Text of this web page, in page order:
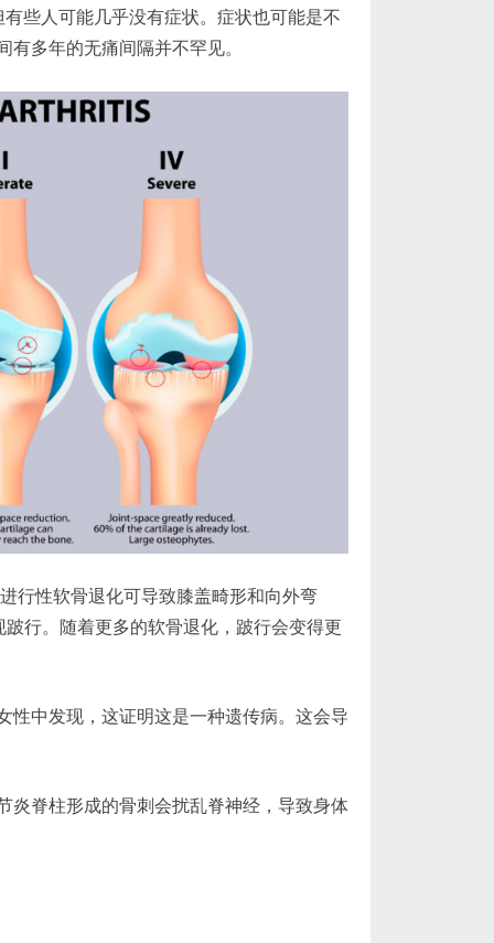
些人可能几乎没有症状。症状也可能是不
多年的无痛间隔并不罕见。
行性软骨退化可导致膝盖畸形和向外弯
行。随着更多的软骨退化，跛行会变得更
性中发现，这证明这是一种遗传病。这会导
炎脊柱形成的骨刺会扰乱脊神经，导致身体